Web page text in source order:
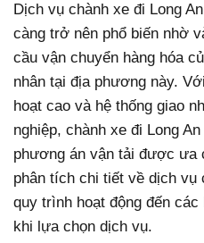
Dịch vụ chành xe đi Long
càng trở nên phổ biến nhờ
cầu vận chuyển hàng hóa
nhân tại địa phương này.
hoạt cao và hệ thống giao
nghiệp, chành xe đi Long
phương án vận tải được ưa
phân tích chi tiết về dịch vụ
quy trình hoạt động đến
khi lựa chọn dịch vụ.